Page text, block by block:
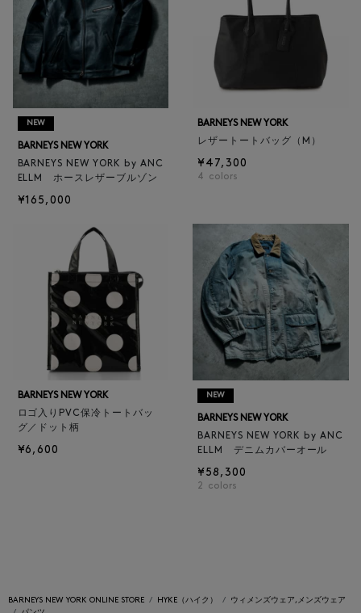
NEW
BARNEYS NEW YORK
BARNEYS NEW YORK by ANC
ELLM ホースレザーブルゾン
¥165,000
BARNEYS NEW YORK
レザートートバッグ（M）
¥47,300
4 colors
BARNEYS NEW YORK
ロゴ入りPVC保冷トートバッ
グ／ドット柄
¥6,600
NEW
BARNEYS NEW YORK
BARNEYS NEW YORK by ANC
ELLM デニムカバーオール
¥58,300
2 colors
BARNEYS NEW YORK ONLINE STORE HYKE（ハイク）
ウィメンズウェア,メンズウェア